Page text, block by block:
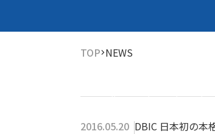
TOP NEWS
2016.05.20 DBIC 日本初の本